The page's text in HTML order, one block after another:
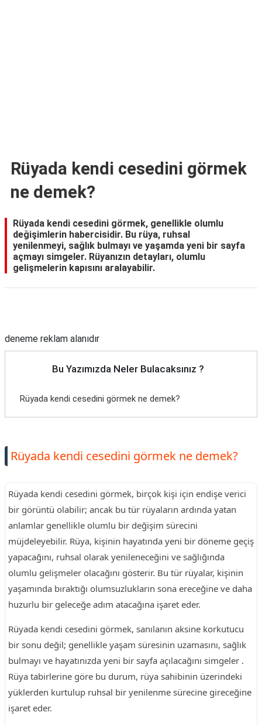
Rüyada kendi cesedini görmek
ne demek?
Rüyada kendi cesedini görmek, genellikle olumlu
değişimlerin habercisidir. Bu rüya, ruhsal
yenilenmeyi, sağlık bulmayı ve yaşamda yeni bir sayfa
açmayı simgeler. Rüyanızın detayları, olumlu
gelişmelerin kapısını aralayabilir.
deneme reklam alanıdır
Bu Yazımızda Neler Bulacaksınız ?
Rüyada kendi cesedini görmek ne demek?
Rüyada kendi cesedini görmek ne demek?
Rüyada kendi cesedini görmek, birçok kişi için endişe verici
bir görüntü olabilir; ancak bu tür rüyaların ardında yatan
anlamlar genellikle olumlu bir değişim sürecini
müjdeleyebilir. Rüya, kişinin hayatında yeni bir döneme geçiş
yapacağını, ruhsal olarak yenileneceğini ve sağlığında
olumlu gelişmeler olacağını gösterir. Bu tür rüyalar, kişinin
yaşamında bıraktığı olumsuzlukların sona ereceğine ve daha
huzurlu bir geleceğe adım atacağına işaret eder.
Rüyada kendi cesedini görmek, sanılanın aksine korkutucu
bir sonu değil; genellikle yaşam süresinin uzamasını, sağlık
bulmayı ve hayatınızda yeni bir sayfa açılacağını simgeler .
Rüya tabirlerine göre bu durum, rüya sahibinin üzerindeki
yüklerden kurtulup ruhsal bir yenilenme sürecine gireceğine
işaret eder.